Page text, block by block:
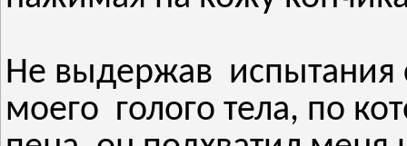
Не выдержав испытания
моего голого тела, по